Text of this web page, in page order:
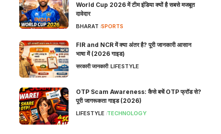
World Cup 2026 में टीम इंडिया क्यों है सबसे मजबूत
दावेदार
BHARAT SPORTS
FIR and NCR में क्या अंतर है? पूरी जानकारी आसान
भाषा में (2026 गाइड)
सरकारी जानकारी LIFESTYLE
OTP Scam Awareness: कैसे बचें OTP फ्रॉड से?
पूरी जागरूकता गाइड (2026)
LIFESTYLE TECHNOLOGY